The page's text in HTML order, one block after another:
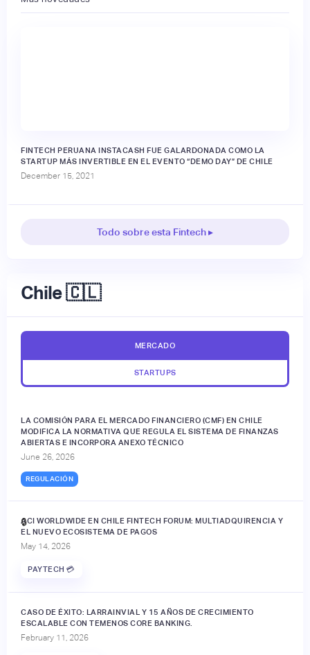
FINTECH PERUANA INSTACASH FUE GALARDONADA COMO LA
STARTUP MÁS INVERTIBLE EN EL EVENTO “DEMO DAY” DE CHILE
December 15, 2021
Todo sobre esta Fintech ▸
Chile 🇨🇱
MERCADO
STARTUPS
LA COMISIÓN PARA EL MERCADO FINANCIERO (CMF) EN CHILE
MODIFICA LA NORMATIVA QUE REGULA EL SISTEMA DE FINANZAS
ABIERTAS E INCORPORA ANEXO TÉCNICO
June 26, 2026
REGULACIÓN
ACI WORLDWIDE EN CHILE FINTECH FORUM: MULTIADQUIRENCIA Y
EL NUEVO ECOSISTEMA DE PAGOS
May 14, 2026
PAYTECH 💳
🔒
CASO DE ÉXITO: LARRAINVIAL Y 15 AÑOS DE CRECIMIENTO
ESCALABLE CON TEMENOS CORE BANKING.
February 11, 2026